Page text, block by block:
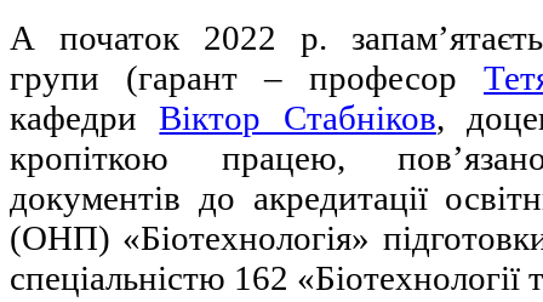
А початок 2022 р.
групи (гарант – професор
кафедриВіктор Стабніков,
кропіткою працею,
документів до акредитації
(ОНП) «Біотехнологія»
спеціальністю 162 «Біотехнології